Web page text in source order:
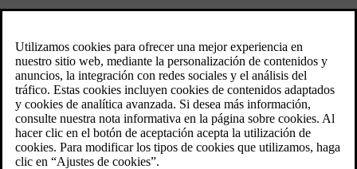
Bertone en Italia.
Especificaciones técnicas
Model: 262C
Producido: 1977 - 1981
Volumen: 6622
Carrocería: Coupé de 2 puertas
Motor: V6 OHC, 2664 cc or 2849 cc.
Transmisión: manual de 4 velocidades con sobremarcha eléctrica o